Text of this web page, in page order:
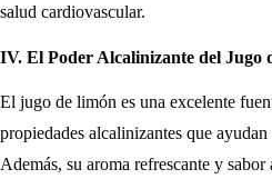
salud cardiovascular.
IV. El Poder Alcalinizante del Jugo
El jugo de limón es una excelente
propiedades alcalinizantes que
Además, su aroma refrescante y